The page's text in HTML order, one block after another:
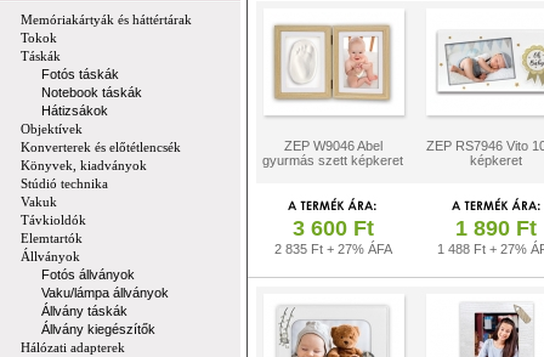
Memóriakártyák és háttértárak
Tokok
Táskák
Fotós táskák
Notebook táskák
Hátizsákok
Objektívek
Konverterek és előtétlencsék
Könyvek, kiadványok
Stúdió technika
Vakuk
Távkioldók
Elemtartók
Állványok
Fotós állványok
Vaku/lámpa állványok
Állvány táskák
Állvány kiegészítők
Hálózati adapterek
ZEP W9046 Abel
gyurmás szett képkeret
ZEP RS7946 Vito
képkeret
3 600 Ft
2 835 Ft + 27% ÁFA
1 890 Ft
1 488 Ft + 27%